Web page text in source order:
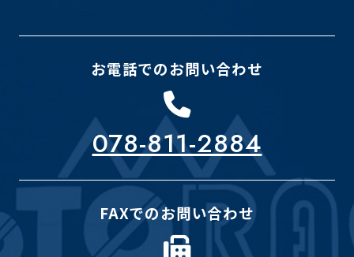
お電話でのお問い合わせ
078-811-2884
FAXでのお問い合わせ